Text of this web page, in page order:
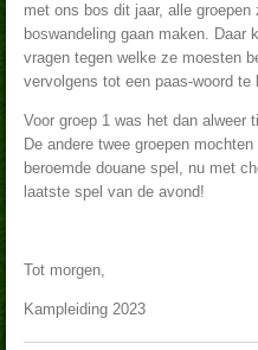
met ons bos dit jaar, alle
boswandeling gaan maken. Daar
vragen tegen welke ze moesten
vervolgens tot een paas-woord te
Voor groep 1 was het dan alweer
De andere twee groepen
beroemde douane spel, nu met
laatste spel van de avond!
Tot morgen,
Kampleiding 2023